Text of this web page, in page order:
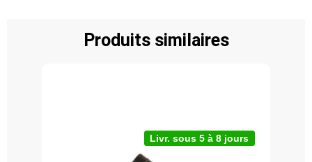
Produits similaires
Livr. sous 5 à 8 jours